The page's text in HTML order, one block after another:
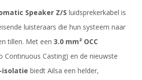
Speaker Z/S luidsprekerkabel is
luisteraars die hun systeem naar
tillen. Met een 3.0 mm² OCC
Continuous Casting) en de nieuwste
isolatie biedt Ailsa een helder,